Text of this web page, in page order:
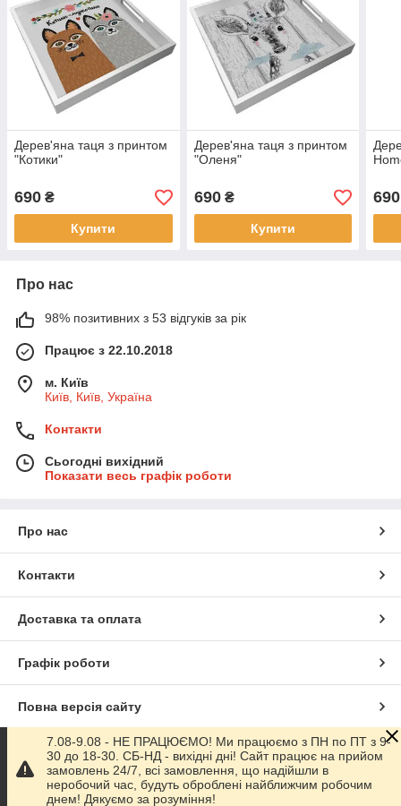
Дерев'яна таця з принтом
"Котики"
690 ₴
Купити
Дерев'яна таця з принтом
"Оленя"
690₴
Купити
690
Про нас
98% позитивних з 53 відгуків за рік
Працює з 22.10.2018
м. Київ
Київ, Київ, Україна
Контакти
Сьогодні вихідний
Показати весь графік роботи
Про нас
Контакти
Доставка та оплата
Графік роботи
Повна версія сайту
Сайт створено на маркетплейсіProm.ua
Політика конфіденційності
7.08-9.08 - НЕ ПРАЦЮЄМО! Ми працюємо з ПН по ПТ з 9-
30 до 18-30. СБ-НД - вихідні дні! Сайт працює на прийом
замовлень 24/7, всі замовлення, що надійшли в
неробочий час, будуть оброблені найближчим робочим
днем! Дякуємо за розуміння!